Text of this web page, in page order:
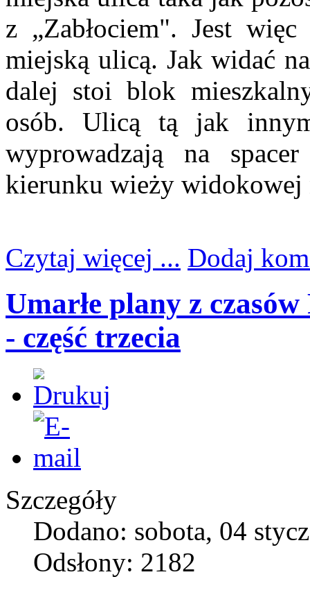
z „Zabłociem". Jest
miejską ulicą. Jak widać
dalej stoi blok
osób. Ulicą tą jak
wyprowadzają na
kierunku wieży widokowej
Czytaj więcej ... Dodaj
Umarłe plany z
- część trzecia
Szczegóły
Dodano: sobota, 04
Odsłony: 2182